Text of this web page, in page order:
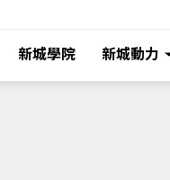
新城學院 新城動力